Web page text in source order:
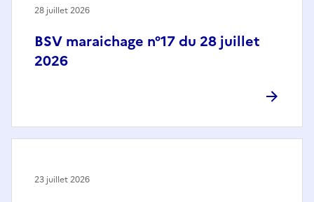
BSV maraichage n°17 du 28 juillet
2026
28 juillet 2026
23 juillet 2026